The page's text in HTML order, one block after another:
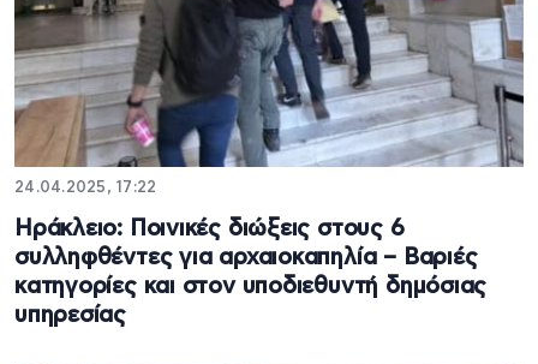
24.04.2025, 17:22
Ηράκλειο: Ποινικές διώξεις στους 6
συλληφθέντες για αρχαιοκαπηλία – Βαριές
κατηγορίες και στον υποδιεθυντή δημόσιας
υπηρεσίας